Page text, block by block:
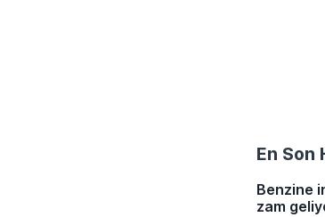
En Son
Benzine
zam